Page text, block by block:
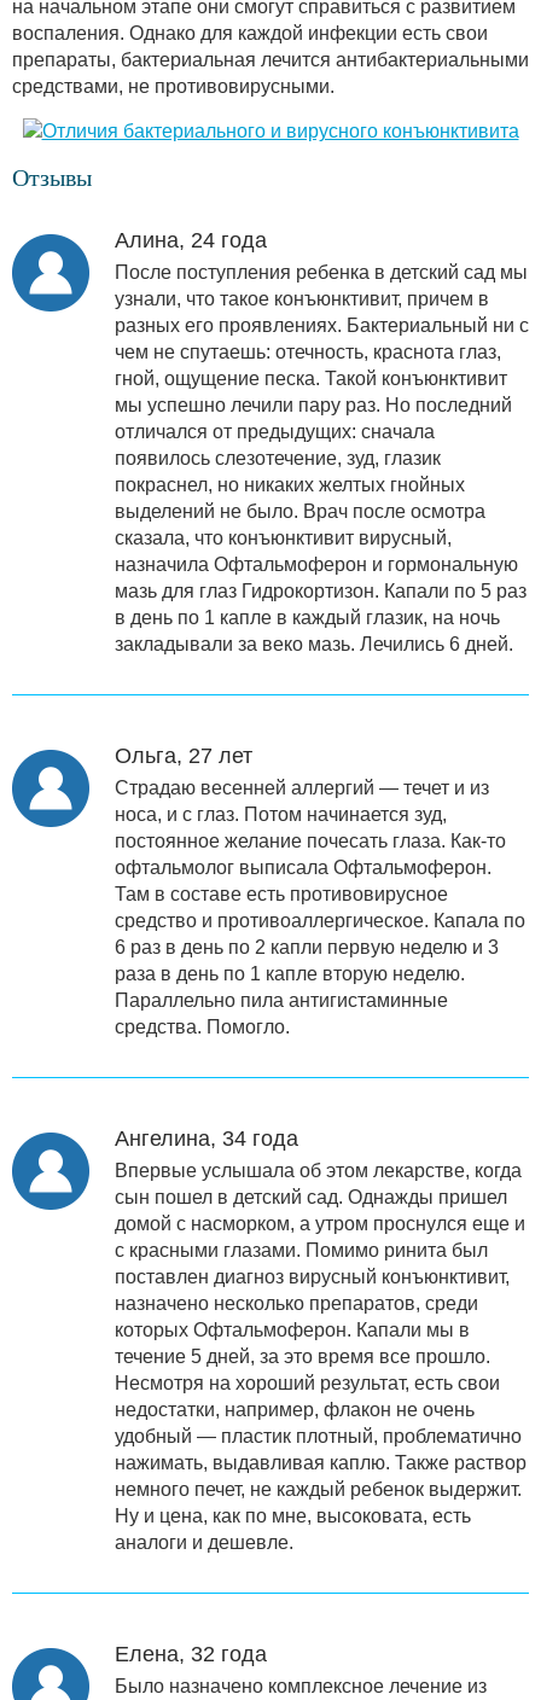
на начальном этапе они смогут справиться с развитием
воспаления. Однако для каждой инфекции есть свои
препараты, бактериальная лечится антибактериальными
средствами, не противовирусными.
Отзывы
Алина, 24 года
После поступления ребенка в детский сад мы
узнали, что такое конъюнктивит, причем в
разных его проявлениях. Бактериальный ни с
чем не спутаешь: отечность, краснота глаз,
гной, ощущение песка. Такой конъюнктивит
мы успешно лечили пару раз. Но последний
отличался от предыдущих: сначала
появилось слезотечение, зуд, глазик
покраснел, но никаких желтых гнойных
выделений не было. Врач после осмотра
сказала, что конъюнктивит вирусный,
назначила Офтальмоферон и гормональную
мазь для глаз Гидрокортизон. Капали по 5 раз
в день по 1 капле в каждый глазик, на ночь
закладывали за веко мазь. Лечились 6 дней.
Ольга, 27 лет
Страдаю весенней аллергий — течет и из
носа, и с глаз. Потом начинается зуд,
постоянное желание почесать глаза. Как-то
офтальмолог выписала Офтальмоферон.
Там в составе есть противовирусное
средство и противоаллергическое. Капала по
6 раз в день по 2 капли первую неделю и 3
раза в день по 1 капле вторую неделю.
Параллельно пила антигистаминные
средства. Помогло.
Ангелина, 34 года
Впервые услышала об этом лекарстве, когда
сын пошел в детский сад. Однажды пришел
домой с насморком, а утром проснулся еще и
с красными глазами. Помимо ринита был
поставлен диагноз вирусный конъюнктивит,
назначено несколько препаратов, среди
которых Офтальмоферон. Капали мы в
течение 5 дней, за это время все прошло.
Несмотря на хороший результат, есть свои
недостатки, например, флакон не очень
удобный — пластик плотный, проблематично
нажимать, выдавливая каплю. Также раствор
немного печет, не каждый ребенок выдержит.
Ну и цена, как по мне, высоковата, есть
аналоги и дешевле.
Елена, 32 года
Было назначено комплексное лечение из